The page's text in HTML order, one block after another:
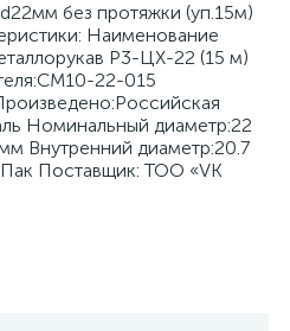
без протяжки (уп.15м)
Наименование
Р3-ЦХ-22 (15 м)
22-015
Номинальный диаметр:22
Внутренний диаметр:20.7
Поставщик: ТОО «VK